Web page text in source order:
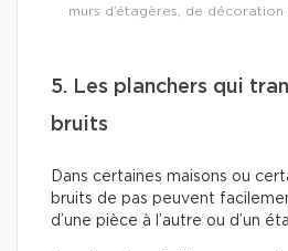
murs d’étagères, de
5. Les planchers qui
bruits
Dans certaines maisons ou
bruits de pas peuvent
d’une pièce à l’autre ou d’un